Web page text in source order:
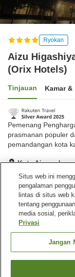
Ryokan
Aizu
(Orix Hotels)
Tinjauan Kamar &
Pemenang
prasmanan populer
pemandangan kota
Kota
Lihat di peta
Hebat
Fasilitas properti
Antar jemput
Layanan bangun
Situs web ini
pengalaman
lintas di situs web
tentang
media sosial,
Privasi
Jangan